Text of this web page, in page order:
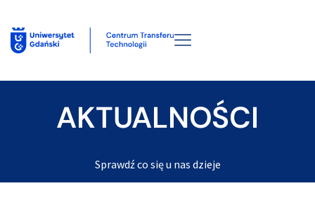
AKTUALNOŚCI
Sprawdź co się u nas dzieje